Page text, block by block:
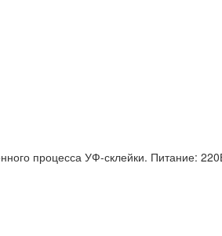
процесса УФ-склейки. Питание: